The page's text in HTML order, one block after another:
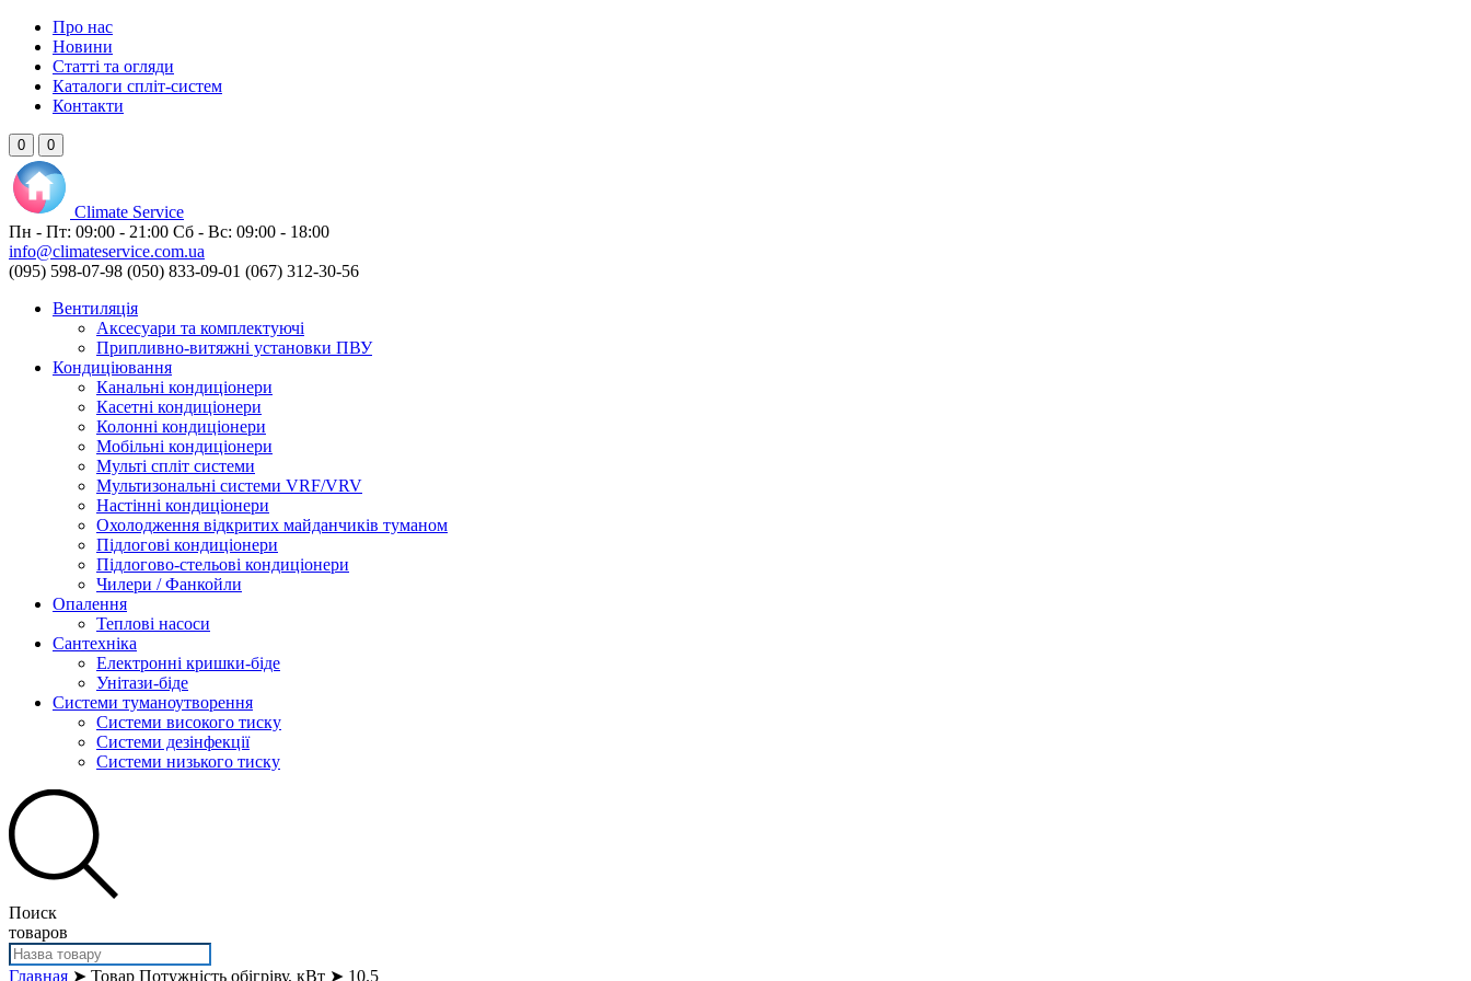
Про нас
Новини
Статті та огляди
Каталоги спліт-систем
Контакти
0 0
Climate Service
Пн - Пт: 09:00 - 21:00 Сб - Вс: 09:00 - 18:00
info@climateservice.com.ua
(095) 598-07-98 (050) 833-09-01 (067) 312-30-56
Вентиляція
Аксесуари та комплектуючі
Припливно-витяжні установки ПВУ
Кондиціювання
Канальні кондиціонери
Касетні кондиціонери
Колонні кондиціонери
Мобільні кондиціонери
Мульті спліт системи
Мультизональні системи VRF/VRV
Настінні кондиціонери
Охолодження відкритих майданчиків туманом
Підлогові кондиціонери
Підлогово-стельові кондиціонери
Чилери / Фанкойли
Опалення
Теплові насоси
Сантехніка
Електронні кришки-біде
Унітази-біде
Системи туманоутворення
Системи високого тиску
Системи дезінфекції
Системи низького тиску
Поиск
товаров
Главная ➤ Товар Потужність обігріву, кВт ➤ 10.5